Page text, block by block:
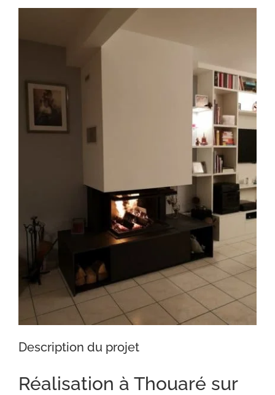
Description du projet
Réalisation à Thouaré sur